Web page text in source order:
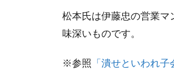
松本氏は伊藤忠の営業
味深いものです。
※参照 「潰せといわれ